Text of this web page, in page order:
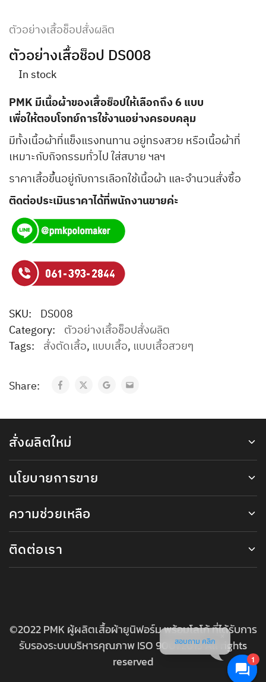
ตัวอย่างเสื้อช็อปสั่งผลิต
ตัวอย่างเสื้อช็อป DS008
In stock
PMK มีเนื้อผ้าของเสื้อช็อปให้เลือกถึง 6 แบบ
เพื่อให้ตอบโจทย์การใช้งานอย่างครอบคลุม
มีทั้งเนื้อผ้าที่แข็งแรงทนทาน อยู่ทรงสวย หรือเนื้อผ้าที่
เหมาะกับกิจกรรมทั่วไป ใส่สบาย ฯลฯ
ราคาเสื้อขึ้นอยู่กับการเลือกใช้เนื้อผ้า และจำนวนสั่งซื้อ
ติดต่อประเมินราคาได้ที่พนักงานขายค่ะ
SKU: DS008
Category: ตัวอย่างเสื้อช็อปสั่งผลิต
Tags: สั่งตัดเสื้อ, แบบเสื้อ, แบบเสื้อสวยๆ
Share:
สั่งผลิตใหม่
นโยบายการขาย
ความช่วยเหลือ
ติดต่อเรา
©2022 PMK ผู้ผลิตเสื้อผ้ายูนิฟอร์ม พร้อมโลโก้ ที่ได้รับการ
รับรองระบบบริหารคุณภาพ ISO 9001:2015 All rights
reserved
1
สอบถาม คลิก